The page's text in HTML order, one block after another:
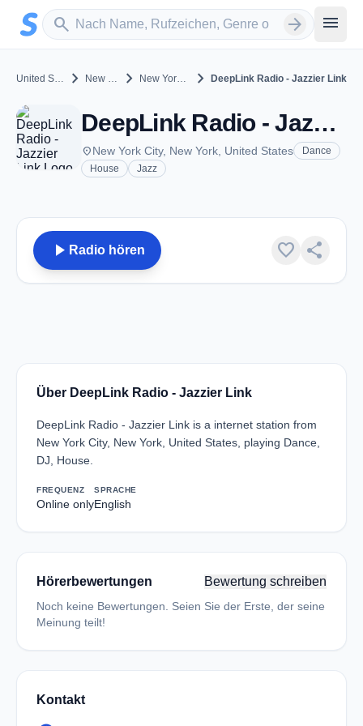
Zum Hauptinhalt springen
search
Sender suchen arrow_forward menu
United States chevron_right New York chevron_right New York City chevron_right DeepLink Radio - Jazzier Link
DeepLink Radio - Jazzier Link - New York City, NY
placeNew York City, New York, United States
Dance
House
Jazz
play_arrow Radio hören favorite share
Über DeepLink Radio - Jazzier Link
DeepLink Radio - Jazzier Link is a internet station from
New York City, New York, United States, playing Dance,
DJ, House.
FREQUENZ
Online only
SPRACHE
English
Hörerbewertungen Bewertung schreiben
Noch keine Bewertungen. Seien Sie der Erste, der seine
Meinung teilt!
Kontakt